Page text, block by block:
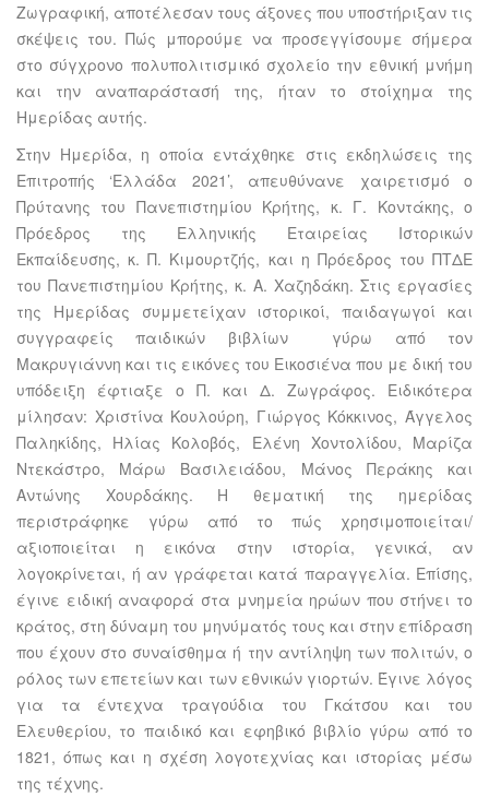
Ζωγραφική, αποτέλεσαν τους άξονες που υποστήριξαν τις
σκέψεις του. Πώς μπορούμε να προσεγγίσουμε σήμερα
στο σύγχρονο πολυπολιτισμικό σχολείο την εθνική μνήμη
και την αναπαράστασή της, ήταν το στοίχημα της
Ημερίδας αυτής.
Στην Ημερίδα, η οποία εντάχθηκε στις εκδηλώσεις της
Επιτροπής ‘Ελλάδα 2021’, απευθύνανε χαιρετισμό ο
Πρύτανης του Πανεπιστημίου Κρήτης, κ. Γ. Κοντάκης, ο
Πρόεδρος της Ελληνικής Εταιρείας Ιστορικών
Εκπαίδευσης, κ. Π. Κιμουρτζής, και η Πρόεδρος του ΠΤΔΕ
του Πανεπιστημίου Κρήτης, κ. Α. Χαζηδάκη. Στις εργασίες
της Ημερίδας συμμετείχαν ιστορικοί, παιδαγωγοί και
συγγραφείς παιδικών βιβλίων γύρω από τον
Μακρυγιάννη και τις εικόνες του Εικοσιένα που με δική του
υπόδειξη έφτιαξε ο Π. και Δ. Ζωγράφος. Ειδικότερα
μίλησαν: Χριστίνα Κουλούρη, Γιώργος Κόκκινος, Άγγελος
Παληκίδης, Ηλίας Κολοβός, Ελένη Χοντολίδου, Μαρίζα
Ντεκάστρο, Μάρω Βασιλειάδου, Μάνος Περάκης και
Αντώνης Χουρδάκης. Η θεματική της ημερίδας
περιστράφηκε γύρω από το πώς χρησιμοποιείται/
αξιοποιείται η εικόνα στην ιστορία, γενικά, αν
λογοκρίνεται, ή αν γράφεται κατά παραγγελία. Επίσης,
έγινε ειδική αναφορά στα μνημεία ηρώων που στήνει το
κράτος, στη δύναμη του μηνύματός τους και στην επίδραση
που έχουν στο συναίσθημα ή την αντίληψη των πολιτών, ο
ρόλος των επετείων και των εθνικών γιορτών. Έγινε λόγος
για τα έντεχνα τραγούδια του Γκάτσου και του
Ελευθερίου, το παιδικό και εφηβικό βιβλίο γύρω από το
1821, όπως και η σχέση λογοτεχνίας και ιστορίας μέσω
της τέχνης.